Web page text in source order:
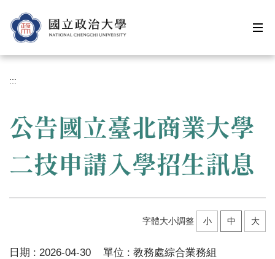
到
主
內
區
:::
公告國立臺北商業大學
二技申請入學招生訊息
字體大小調整 小 中 大
日期 : 2026-04-30 單位 : 教務處綜合業務組